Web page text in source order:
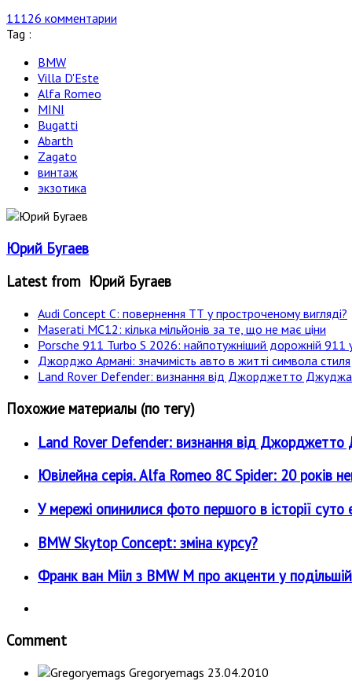
11126 комментарии
Tag :
BMW
Villa D'Este
Alfa Romeo
MINI
Bugatti
Abarth
Zagato
винтаж
экзотика
Юрий Бугаев
Latest from Юрий Бугаев
Audi Concept C: повернення ТТ у простроченому вигляді?
Maserati MC12: кілька мільйонів за те, що не має ціни
Porsche 911 Turbo S 2026: найпотужніший дорожній 911
Джорджо Армані: значимість авто в житті символа стиля
Land Rover Defender: визнання від Джорджетто
Похожие материалы (по тегу)
Land Rover Defender: визнання від
Ювілейна серія. Alfa Romeo 8C Spider: 20 років
У мережі опинилися фото першого в історії
BMW Skytop Concept: зміна курсу?
Франк ван Мііл з BMW M про акценти у подільшій
Comment
Gregoryemags 23.04.2010